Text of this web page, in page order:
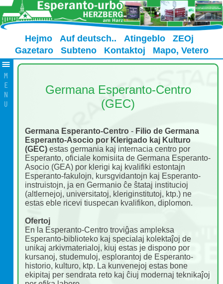
Hejmo Auf deutsch.. Atingeblo
ZEOj
Gazetaro
Subteno Kontaktoj Mapo, Vetero
Germana Esperanto-Centro
(GEC)
Germana Esperanto-Centro - Filio de Germana
Esperanto-Asocio por Klerigado kaj Kulturo
(GEC) estas germania kaj internacia centro por
Esperanto, oficiale komisiita de Germana Esperanto-
Asocio (GEA) por klerigi kaj kvalifiki estontajn
Esperanto-fakulojn, kursgvidantojn kaj Esperanto-
instruistojn, ja en Germanio ĉe ŝtataj institucioj
(altlernejoj, universitatoj, kleriginstitutoj, ktp.) ne
estas eble ricevi tiuspecan kvalifikon, diplomon.
Ofertoj
En la Esperanto-Centro troviĝas ampleksa
Esperanto-biblioteko kaj specialaj kolektaĵoj de
unikaj arkivmaterialoj, kiuj estas je dispono por
kursanoj, studemuloj, esplorantoj de Esperanto-
historio, kulturo, ktp. La kunvenejoj estas bone
ekipitaj per sendrata reto kaj ĉiuj modernaj teknikaĵoj